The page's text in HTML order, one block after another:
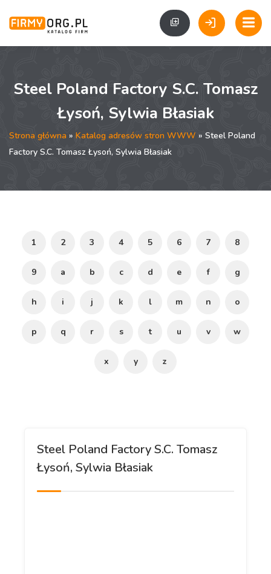
Steel Poland Factory S.C. Tomasz
Łysoń, Sylwia Błasiak
Strona główna » Katalog adresów stron WWW » Steel Poland
Factory S.C. Tomasz Łysoń, Sylwia Błasiak
1 2 3 4 5 6 7 8
9 a b c d e f g
h i j k l m n o
p q r s t u v w
x y z
Steel Poland Factory S.C. Tomasz
Łysoń, Sylwia Błasiak